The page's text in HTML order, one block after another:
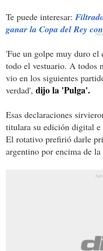
Te puede interesar:
ganar la Copa del Rey
'Fue un golpe muy duro
todo el vestuario. A todos
vio en los siguientes
verdad', dijo la 'Pulga'.
Esas declaraciones
titulara su edición digital e
El rotativo prefirió darle
argentino por encima de